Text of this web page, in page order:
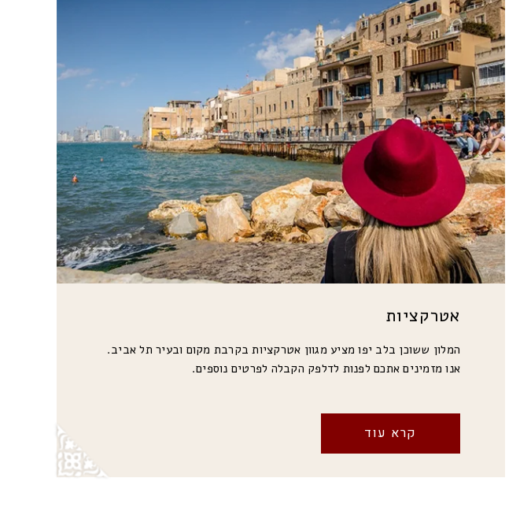
אטרקציות
המלון ששוכן בלב יפו מציע מגוון אטרקציות בקרבת מקום ובעיר תל אביב.
אנו מזמינים אתכם לפנות לדלפק הקבלה לפרטים נוספים.
קרא עוד